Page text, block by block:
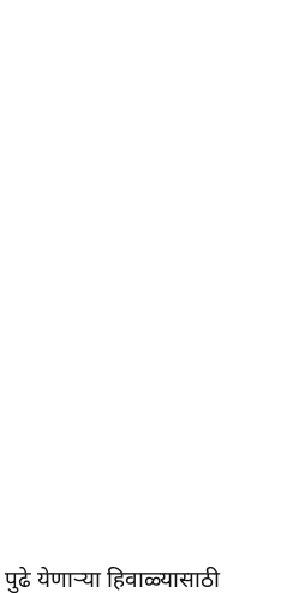
येणाऱ्या हिवाळ्यासाठी